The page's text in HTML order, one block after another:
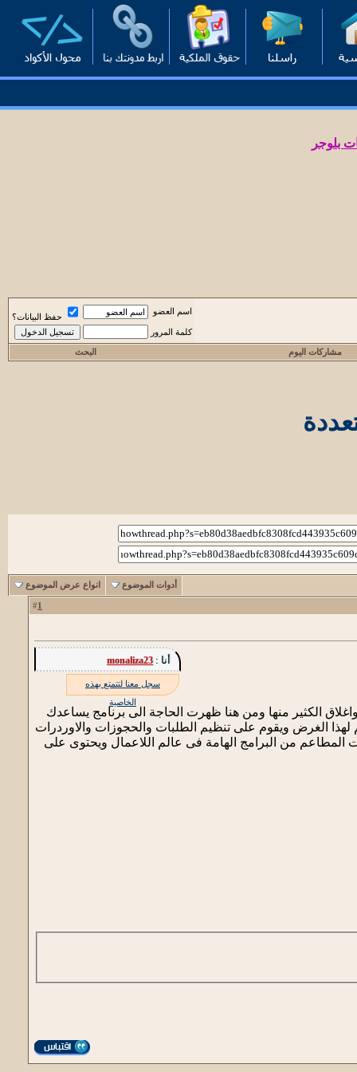
بلوجر
اسم العضو
حفظ البيانات؟
كلمة المرور
مشاركات اليوم البحث
أدوات الموضوع انواع عرض الموضوع
1
أنا :monaliza23
سجل معنا لتتمتع بهذه
الخاصية
الكثير منها ومن هنا ظهرت الحاجة الى برنامج يساعدك
الغرض ويقوم على تنظيم الطلبات والحجوزات والاوردرات
المطاعم من البرامج الهامة فى عالم اللاعمال ويحتوى على